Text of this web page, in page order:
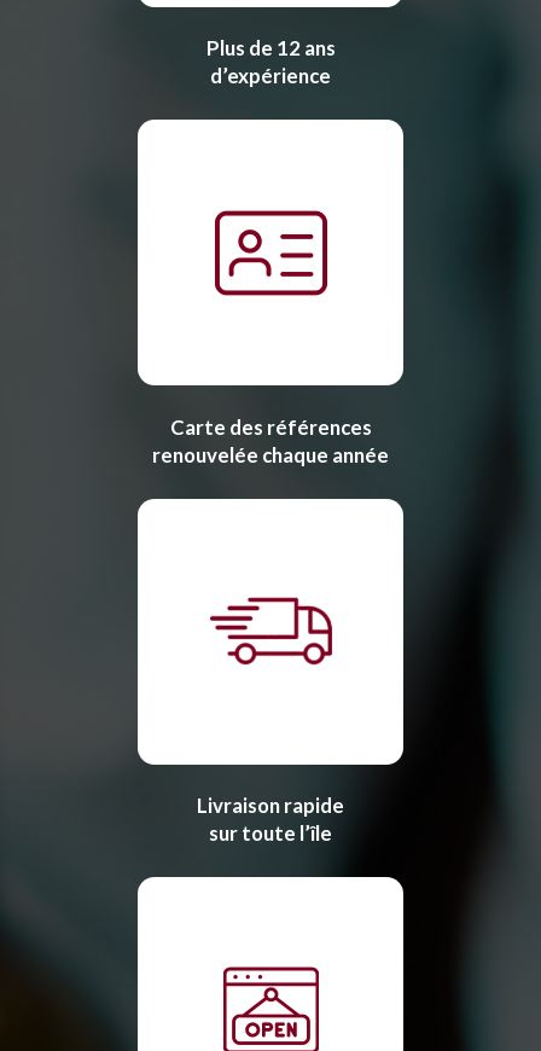
Plus de 12 ans
d’expérience
Carte des références
renouvelée chaque année
Livraison rapide
sur toute l’île